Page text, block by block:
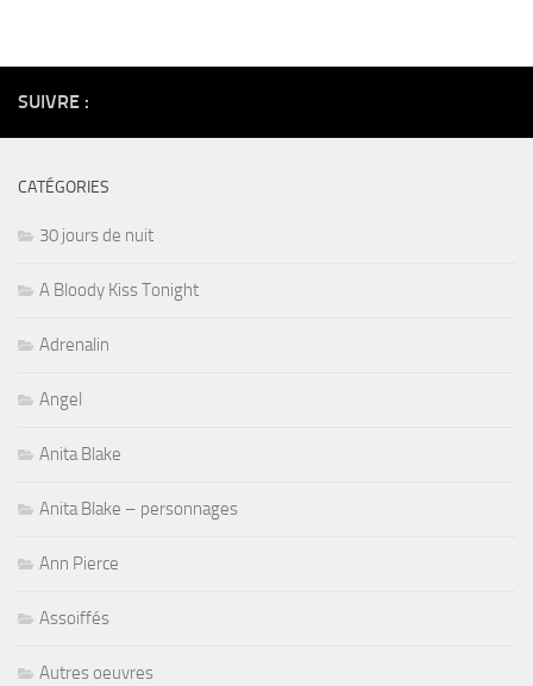
SUIVRE :
CATÉGORIES
30 jours de nuit
A Bloody Kiss Tonight
Adrenalin
Angel
Anita Blake
Anita Blake – personnages
Ann Pierce
Assoiffés
Autres oeuvres